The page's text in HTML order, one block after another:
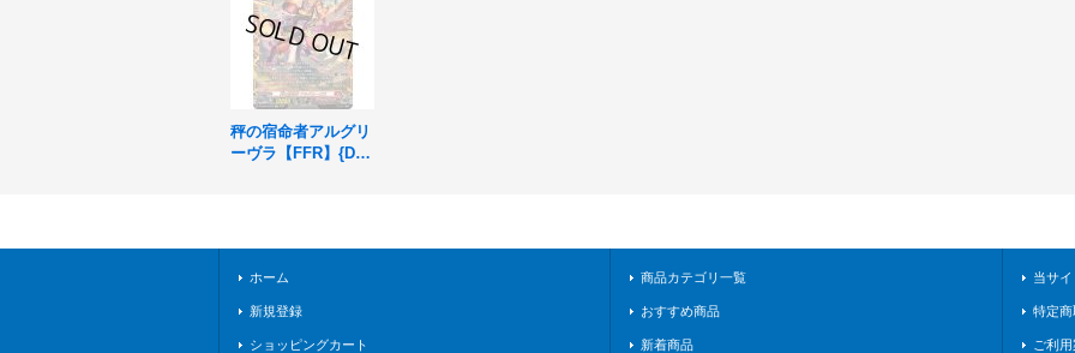
秤の宿命者アルグリ
ーヴラ【FFR】{DZ-
ホーム
新規登録
ショッピングカート
商品カテゴリ一覧
おすすめ商品
新着商品
当サ
特定
ご利